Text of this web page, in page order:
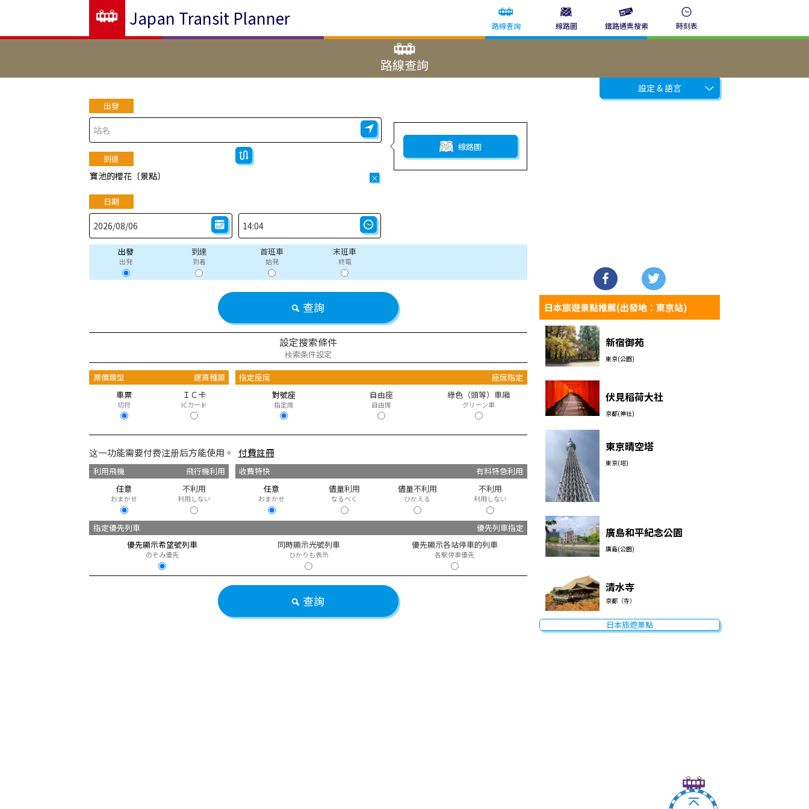
Japan Transit Planner 路線查詢 線路圖 鐵路通票搜索 時刻表
路線查詢
設定 & 語言
出發
到達
寶池的櫻花〔景點〕 ×
線路圖
日期
出發
出発
到達
到着
首班車
始発
末班車
終電
查詢
設定搜索條件
検索条件設定
票價類型
運賃種類
車票
切符
ＩＣ卡
ICカード
指定座席
座席指定
對號座
指定席
自由座
自由席
綠色（頭等）車廂
グリーン車
这一功能需要付费注册后方能使用。 付費註冊
利用飛機
飛行機利用
任意
おまかせ
不利用
利用しない
收費特快
有料特急利用
任意
おまかせ
儘量利用
なるべく
儘量不利用
ひかえる
不利用
利用しない
指定優先列車
優先列車指定
優先顯示希望號列車
のぞみ優先
同時顯示光號列車
ひかりも表示
優先顯示各站停車的列車
各駅停車優先
查詢
日本旅遊景點推薦(出發地：東京站)
新宿御苑
東京(公園)
伏見稻荷大社
京都(神社)
東京晴空塔
東京(塔)
廣島和平紀念公園
廣島(公園)
清水寺
京都（寺）
日本旅遊景點